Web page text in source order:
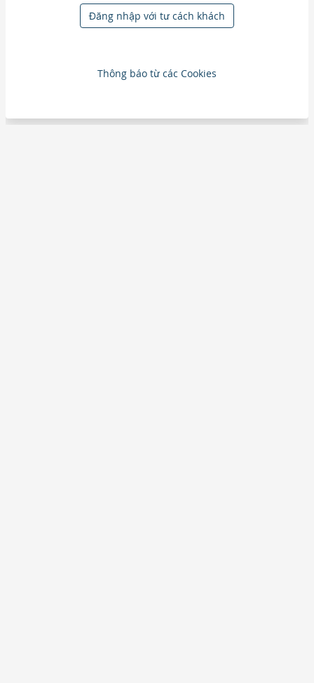
Đăng nhập với tư cách khách
Thông báo từ các Cookies